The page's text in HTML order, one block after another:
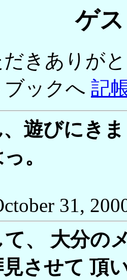
ゲ
きありが
ックへ 記
遊びにき
。
31,
、 大分の
させて 頂